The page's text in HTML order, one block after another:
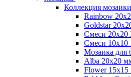
Коллекция
Rainbow
Goldstar
Смеси 20х20
Смеси 10х10
Мозаика для
Alba 20x20
Flower 15x15